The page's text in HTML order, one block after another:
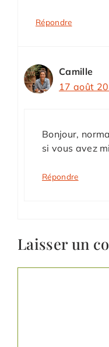
Répondre
Camille
17 août
Bonjour,
si vous avez
Répondre
Laisser un